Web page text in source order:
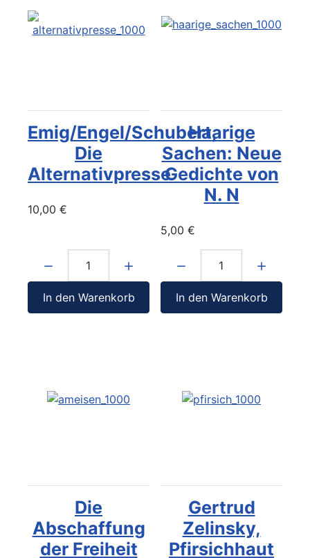
Emig/Engel/Schubert,
Die
Alternativpresse
10,00 €
In den Warenkorb
Haarige
Sachen: Neue
Gedichte von
N. N
5,00 €
In den Warenkorb
Die
Abschaffung
der Freiheit
Gertrud
Zelinsky,
Pfirsichhaut